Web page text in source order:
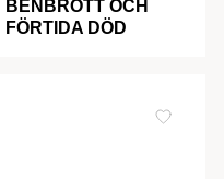
BENBROTT OCH
FÖRTIDA DÖD